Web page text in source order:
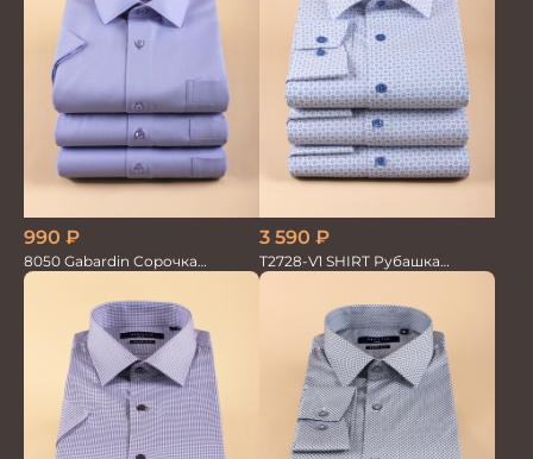
990 ₽
8050 Gabardin Сорочка
мужская кор.рукав
3 590 ₽
T2728-V1 SHIRT Рубашка
мужская